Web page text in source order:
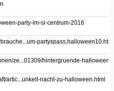
party-im-si-centrum-2016
partyspass,halloween10.html
ze...01309/hintergruende-halloween/
artic...unkelt-nacht-zu-halloween.html